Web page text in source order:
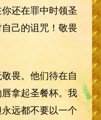
还在罪中时领圣
己的诅咒！敬畏
畏。他们待在自
拿起圣餐杯。我
远都不要以一个